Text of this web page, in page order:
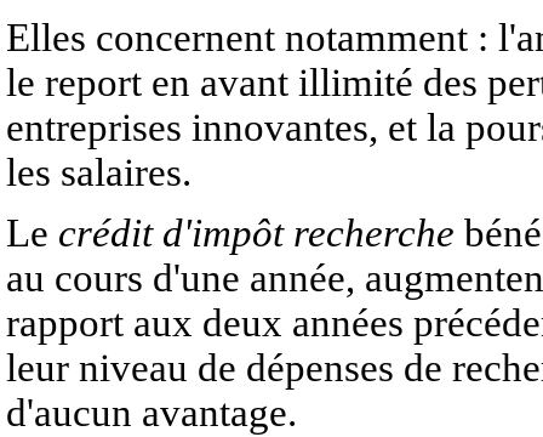
Elles concernent notamment :
le report en avant illimité des
entreprises innovantes, et la
les salaires.
Le crédit d'impôt recherche
au cours d'une année,
rapport aux deux années
leur niveau de dépenses de
d'aucun avantage.